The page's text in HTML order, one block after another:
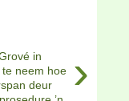
›
in
neem hoe
deur